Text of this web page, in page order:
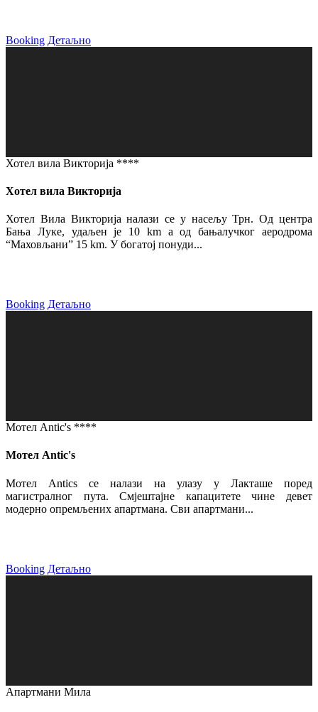
Booking Детаљно
Хотел вила Викторија ****
Хотел вила Викторија
Хотел Вила Викторија налази се у насељу Трн. Од центра
Бања Луке, удаљен је 10 km а од бањалучког аеродрома
“Маховљани” 15 km. У богатој понуди...
Booking Детаљно
Мотел Antic's ****
Мотел Antic's
Мотел Antics се налази на улазу у Лакташе поред
магистралног пута. Смјештајне капацитете чине девет
модерно опремљених апартмана. Сви апартмани...
Booking Детаљно
Апартмани Мила